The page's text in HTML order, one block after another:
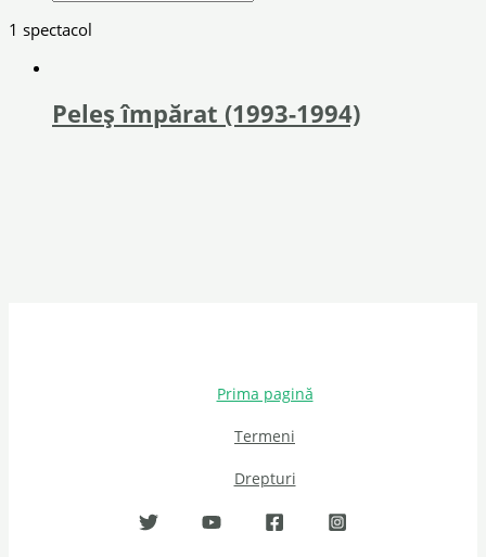
1 spectacol
Peleș împărat (1993-1994)
Prima pagină
Termeni
Drepturi